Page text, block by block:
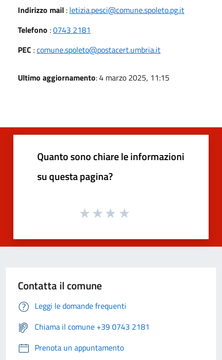
Indirizzo mail : letizia.pesci@comune.spoleto.pg.it
Telefono :0743 2181
PEC :comune.spoleto@postacert.umbria.it
Ultimo aggiornamento: 4 marzo 2025, 11:15
Quanto sono chiare le informazioni
su questa pagina?
Contatta il comune
Leggi le domande frequenti
Chiama il comune +39 0743 2181
Prenota un appuntamento